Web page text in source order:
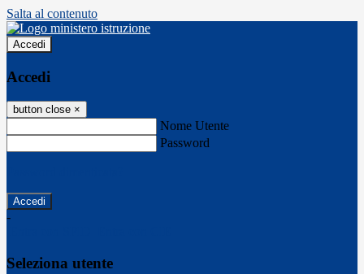
Salta al contenuto
Accedi
Accedi
button close ×
Nome Utente
Password
-
Seleziona utente